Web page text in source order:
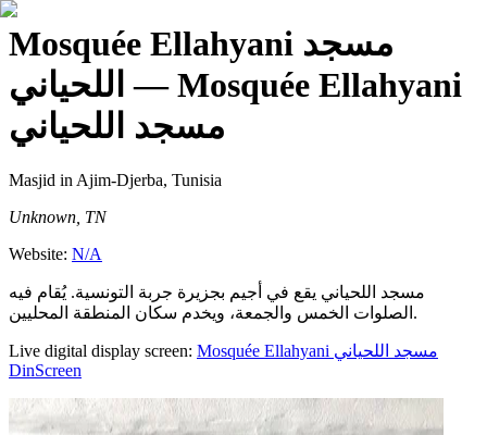
Mosquée Ellahyani مسجد
اللحياني — Mosquée Ellahyani
مسجد اللحياني
Masjid in Ajim-Djerba, Tunisia
Unknown, TN
Website: N/A
مسجد اللحياني يقع في أجيم بجزيرة جربة التونسية. يُقام فيه
الصلوات الخمس والجمعة، ويخدم سكان المنطقة المحليين.
Live digital display screen:
Mosquée Ellahyani مسجد اللحياني
DinScreen